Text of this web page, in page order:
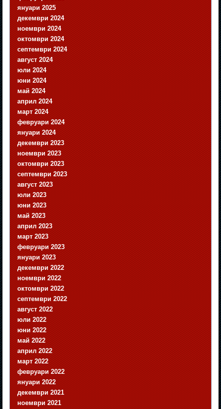
януари 2025
декември 2024
ноември 2024
октомври 2024
септември 2024
август 2024
юли 2024
юни 2024
май 2024
април 2024
март 2024
февруари 2024
януари 2024
декември 2023
ноември 2023
октомври 2023
септември 2023
август 2023
юли 2023
юни 2023
май 2023
април 2023
март 2023
февруари 2023
януари 2023
декември 2022
ноември 2022
октомври 2022
септември 2022
август 2022
юли 2022
юни 2022
май 2022
април 2022
март 2022
февруари 2022
януари 2022
декември 2021
ноември 2021